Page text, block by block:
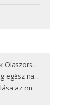
a 15 legjobbat
nap nyaral
végét jelentette